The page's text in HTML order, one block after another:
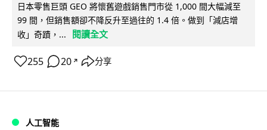
日本零售巨頭 GEO 將懷舊遊戲銷售門市從 1,000 間大幅減至
99 間，但銷售額卻不降反升至過往的 1.4 倍。做到「減店增
收」奇蹟，...
閱讀全文
255 20 ↗ 分享
人工智能